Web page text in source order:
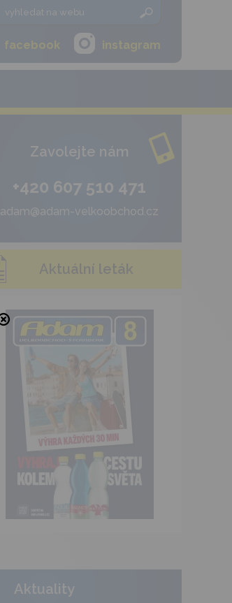
instagram
facebook
Zavolejte nám
+420 607 510 471
adam@adam-velkoobchod.cz
Aktuální leták
Aktuality